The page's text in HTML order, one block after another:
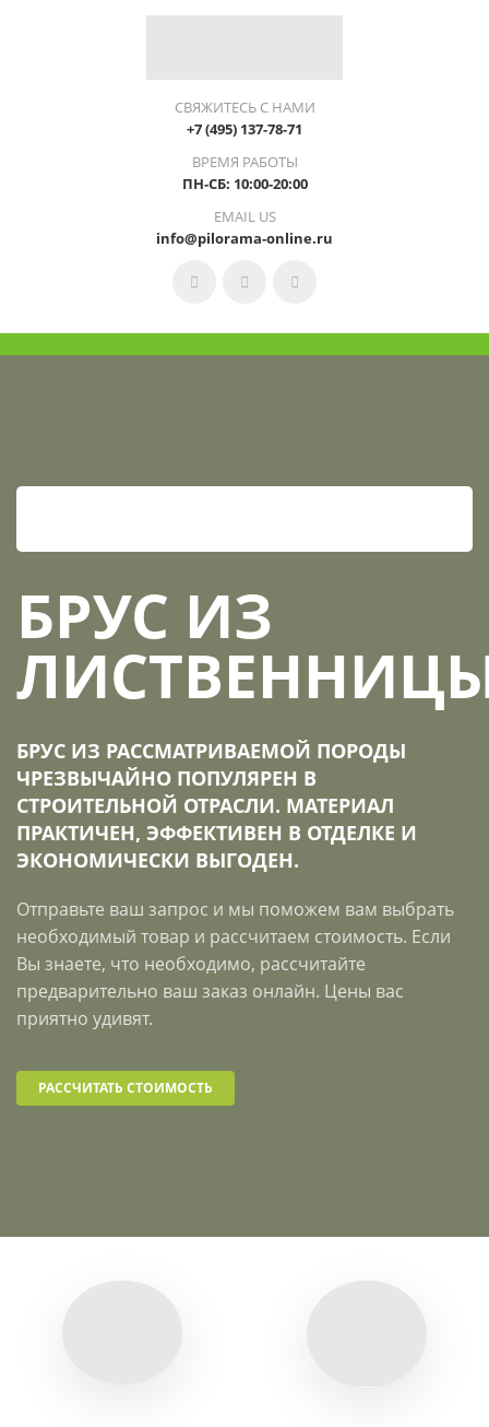
СВЯЖИТЕСЬ С НАМИ
+7 (495) 137-78-71
ВРЕМЯ РАБОТЫ
ПН-СБ: 10:00-20:00
EMAIL US
info@pilorama-online.ru
БРУС ИЗ
БРУС ИЗ РАССМАТРИВАЕМОЙ ПОРОДЫ
ЧРЕЗВЫЧАЙНО ПОПУЛЯРЕН В
СТРОИТЕЛЬНОЙ ОТРАСЛИ. МАТЕРИАЛ
ПРАКТИЧЕН, ЭФФЕКТИВЕН В ОТДЕЛКЕ И
ЭКОНОМИЧЕСКИ ВЫГОДЕН.
Отправьте ваш запрос и мы поможем вам выбрать
необходимый товар и рассчитаем стоимость. Если
Вы знаете, что необходимо, рассчитайте
предварительно ваш заказ онлайн. Цены вас
приятно удивят.
РАССЧИТАТЬ СТОИМОСТЬ